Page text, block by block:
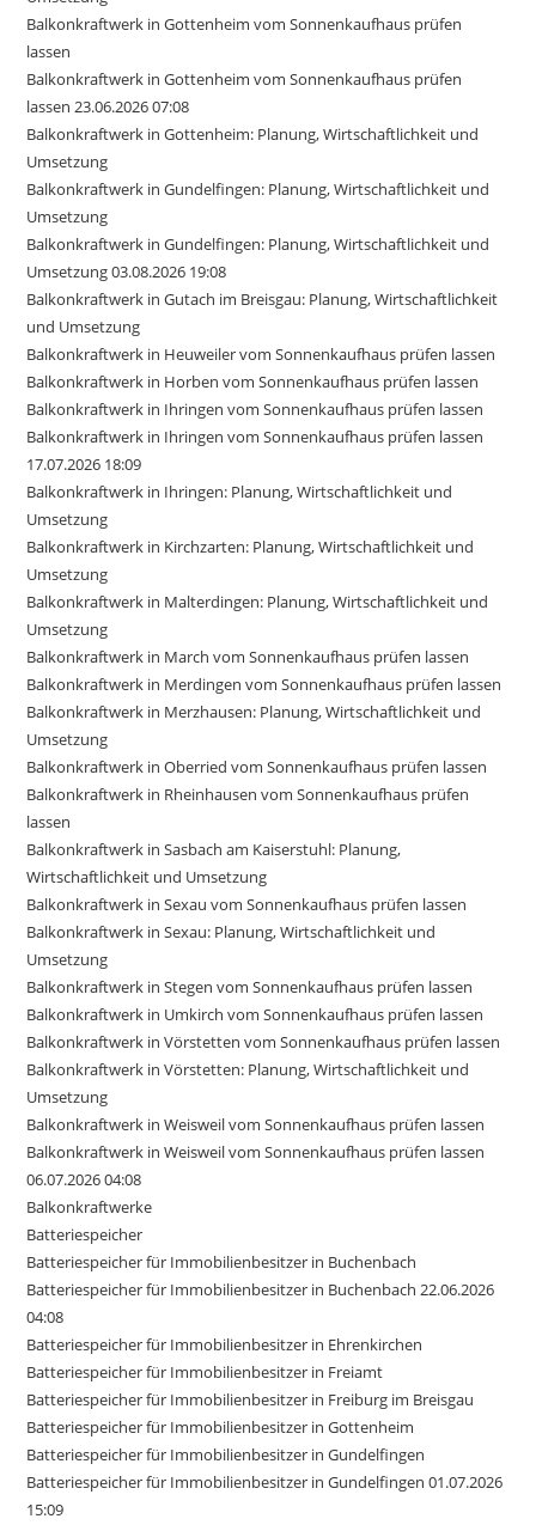
Balkonkraftwerk in Gottenheim vom Sonnenkaufhaus prüfen
lassen
Balkonkraftwerk in Gottenheim vom Sonnenkaufhaus prüfen
lassen 23.06.2026 07:08
Balkonkraftwerk in Gottenheim: Planung, Wirtschaftlichkeit und
Umsetzung
Balkonkraftwerk in Gundelfingen: Planung, Wirtschaftlichkeit und
Umsetzung
Balkonkraftwerk in Gundelfingen: Planung, Wirtschaftlichkeit und
Umsetzung 03.08.2026 19:08
Balkonkraftwerk in Gutach im Breisgau: Planung, Wirtschaftlichkeit
und Umsetzung
Balkonkraftwerk in Heuweiler vom Sonnenkaufhaus prüfen lassen
Balkonkraftwerk in Horben vom Sonnenkaufhaus prüfen lassen
Balkonkraftwerk in Ihringen vom Sonnenkaufhaus prüfen lassen
Balkonkraftwerk in Ihringen vom Sonnenkaufhaus prüfen lassen
17.07.2026 18:09
Balkonkraftwerk in Ihringen: Planung, Wirtschaftlichkeit und
Umsetzung
Balkonkraftwerk in Kirchzarten: Planung, Wirtschaftlichkeit und
Umsetzung
Balkonkraftwerk in Malterdingen: Planung, Wirtschaftlichkeit und
Umsetzung
Balkonkraftwerk in March vom Sonnenkaufhaus prüfen lassen
Balkonkraftwerk in Merdingen vom Sonnenkaufhaus prüfen lassen
Balkonkraftwerk in Merzhausen: Planung, Wirtschaftlichkeit und
Umsetzung
Balkonkraftwerk in Oberried vom Sonnenkaufhaus prüfen lassen
Balkonkraftwerk in Rheinhausen vom Sonnenkaufhaus prüfen
lassen
Balkonkraftwerk in Sasbach am Kaiserstuhl: Planung,
Wirtschaftlichkeit und Umsetzung
Balkonkraftwerk in Sexau vom Sonnenkaufhaus prüfen lassen
Balkonkraftwerk in Sexau: Planung, Wirtschaftlichkeit und
Umsetzung
Balkonkraftwerk in Stegen vom Sonnenkaufhaus prüfen lassen
Balkonkraftwerk in Umkirch vom Sonnenkaufhaus prüfen lassen
Balkonkraftwerk in Vörstetten vom Sonnenkaufhaus prüfen lassen
Balkonkraftwerk in Vörstetten: Planung, Wirtschaftlichkeit und
Umsetzung
Balkonkraftwerk in Weisweil vom Sonnenkaufhaus prüfen lassen
Balkonkraftwerk in Weisweil vom Sonnenkaufhaus prüfen lassen
06.07.2026 04:08
Balkonkraftwerke
Batteriespeicher
Batteriespeicher für Immobilienbesitzer in Buchenbach
Batteriespeicher für Immobilienbesitzer in Buchenbach 22.06.2026
04:08
Batteriespeicher für Immobilienbesitzer in Ehrenkirchen
Batteriespeicher für Immobilienbesitzer in Freiamt
Batteriespeicher für Immobilienbesitzer in Freiburg im Breisgau
Batteriespeicher für Immobilienbesitzer in Gottenheim
Batteriespeicher für Immobilienbesitzer in Gundelfingen
Batteriespeicher für Immobilienbesitzer in Gundelfingen 01.07.2026
15:09